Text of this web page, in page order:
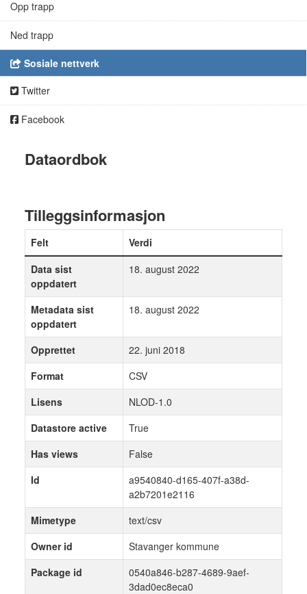
Opp trapp
Ned trapp
Sosiale nettverk
Twitter
Facebook
Dataordbok
Tilleggsinformasjon
Felt
Verdi
Data sist
oppdatert
18. august 2022
Metadata sist
oppdatert
18. august 2022
Opprettet
22. juni 2018
Format
CSV
Lisens
NLOD-1.0
Datastore active
True
Has views
False
Id
a9540840-d165-407f-a38d-
a2b7201e2116
Mimetype
text/csv
Owner id
Stavanger kommune
Package id
0540a846-b287-4689-9aef-
3dad0ec8eca0